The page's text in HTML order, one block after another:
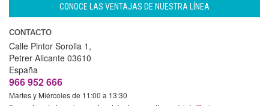
CONOCE LAS VENTAJAS DE NUESTRA LÍNEA
CONTACTO
Calle Pintor Sorolla 1,
Petrer Alicante 03610
España
966 952 666
Martes y Miércoles de 11:00 a 13:30